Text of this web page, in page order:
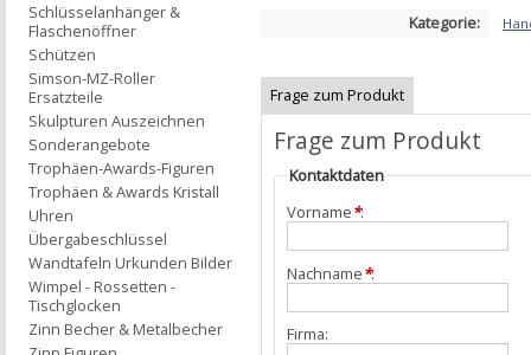
Kategorie:
Frage zum Produkt
Frage zum Produkt
Kontaktdaten
Vorname*:
Nachname*:
Firma:
Schlüsselanhänger &
Flaschenöffner
Schützen
Simson-MZ-Roller
Ersatzteile
Skulpturen Auszeichnen
Sonderangebote
Trophäen-Awards-Figuren
Trophäen & Awards Kristall
Uhren
Übergabeschlüssel
Wandtafeln Urkunden Bilder
Wimpel - Rossetten -
Tischglocken
Zinn Becher & Metalbecher